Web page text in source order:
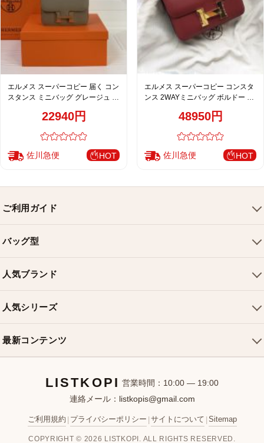
エルメス スーパーコピー 届く コン
スタンス ミニバッグ グレージュ ゴ
22940円
佐川急便 HOT
エルメス スーパーコピー コンスタ
ンス 2WAYミニバッグ ボルドー ゴ
48950円
佐川急便 HOT
ご利用ガイド
配送について
返品・交換
お問い合わせ
バッグ型
ショルダーバッグ
クロスボディバッグ
ミニバッグ
バケットバッグ
人気ブランド
シャネルバッグ
ディオールバッグ
人気シリーズ
最新コンテンツ
新着アイテム
ブランドカテゴリ
お客様レビュー
LISTKOPI 営業時間：10:00 — 19:00
連絡メール： listkopis@gmail.com
ご利用規約 プライバシーポリシー サイトについて Sitemap
COPYRIGHT © 2026 LISTKOPI. ALL RIGHTS RESERVED.